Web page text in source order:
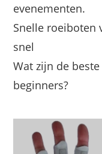
evenementen.
Snelle roeiboten
snel
Wat zijn de
beginners?